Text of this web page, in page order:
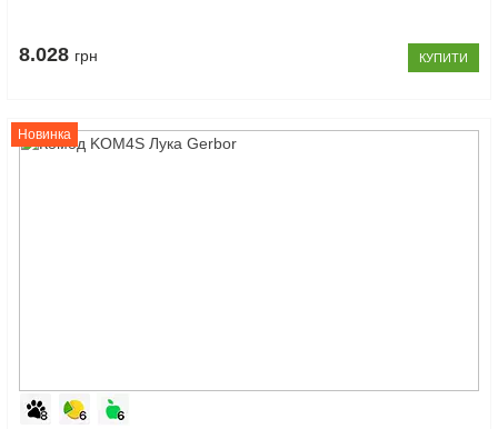
8.028 грн КУПИТИ
Новинка